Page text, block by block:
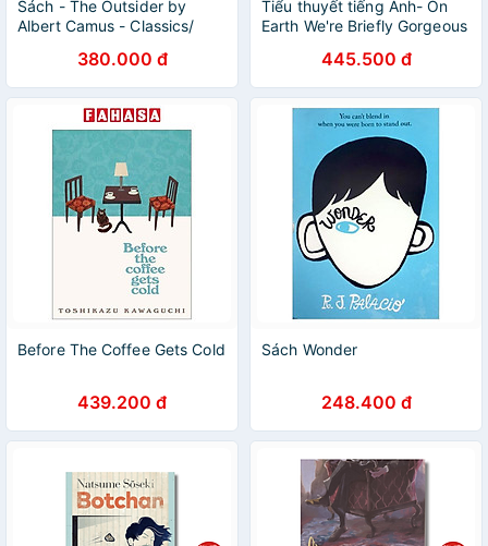
Sách - The Outsider by
Albert Camus - Classics/
380.000 đ
Tiểu thuyết tiếng Anh- On
Earth We're Briefly Gorgeous
445.500 đ
Before The Coffee Gets Cold
439.200 đ
Sách Wonder
248.400 đ